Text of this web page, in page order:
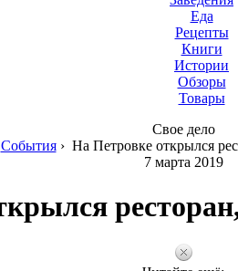
Еда
Рецепты
Книги
Истории
Обзоры
Товары
Свое дело
События› На Петровке открылся
7 марта 2019